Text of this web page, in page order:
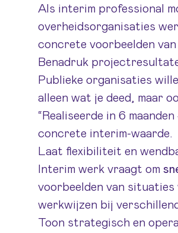
Als interim professional
overheidsorganisaties
concrete voorbeelden
Benadruk
Publieke organisaties
alleen wat je deed, maar
“Realiseerde in 6
concrete interim-waarde.
Laat flexibiliteit en
Interim werk vraagt om
voorbeelden van situaties
werkwijzen bij
Toon strategisch en